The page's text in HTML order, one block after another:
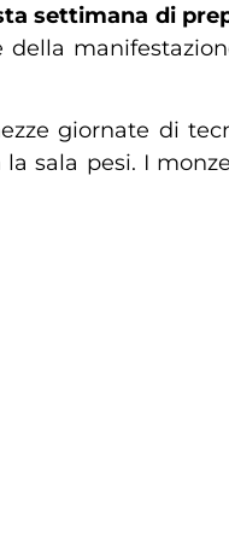
settimana di
giornate di
sala pesi. I